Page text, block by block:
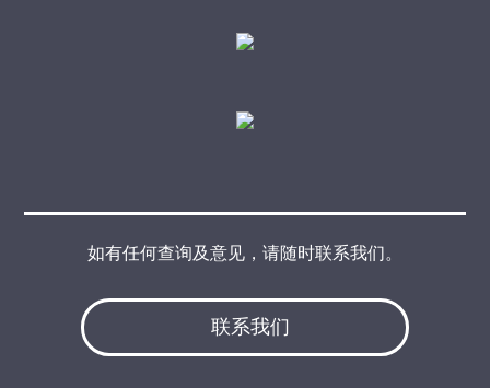
联系我们
如有任何查询及意见，请随时联系我们。